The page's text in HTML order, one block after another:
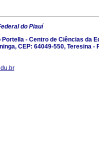
do Piauí
- Centro de Ciências da
CEP: 64049-550, Teresina -